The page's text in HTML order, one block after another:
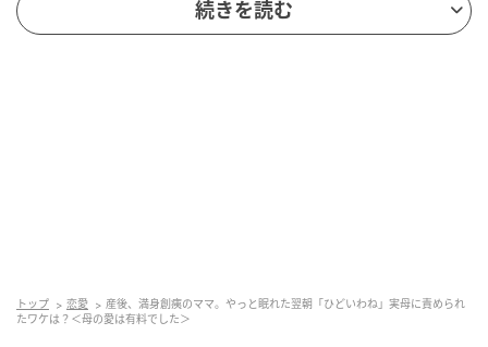
と違った」と涙を流します。
れ、再び涙を流すのでした。
続きを読む
トップ 恋愛
産後、満身創痍のママ。やっと眠れた翌朝「ひどいわね」実母に責められ
たワケは？＜母の愛は有料でした＞